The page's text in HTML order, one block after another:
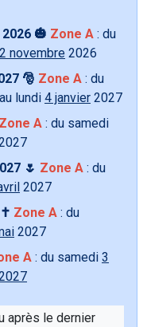
🎃 Zone A : du
2 novembre 2026
🎅 Zone A : du
lundi 4 janvier 2027
Zone A : du samedi
🌷 Zone A : du
2027
Zone A : du
2027
A : du samedi 3
après le dernier